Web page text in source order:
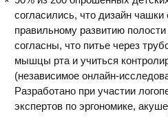
согласились, что дизайн чашки
правильному развитию
согласны, что питье через
мышцы рта и учиться
(независимое онлайн-
Разработано при участии
экспертов по эргономике,